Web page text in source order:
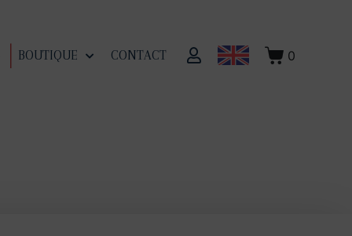
BOUTIQUE CONTACT 0